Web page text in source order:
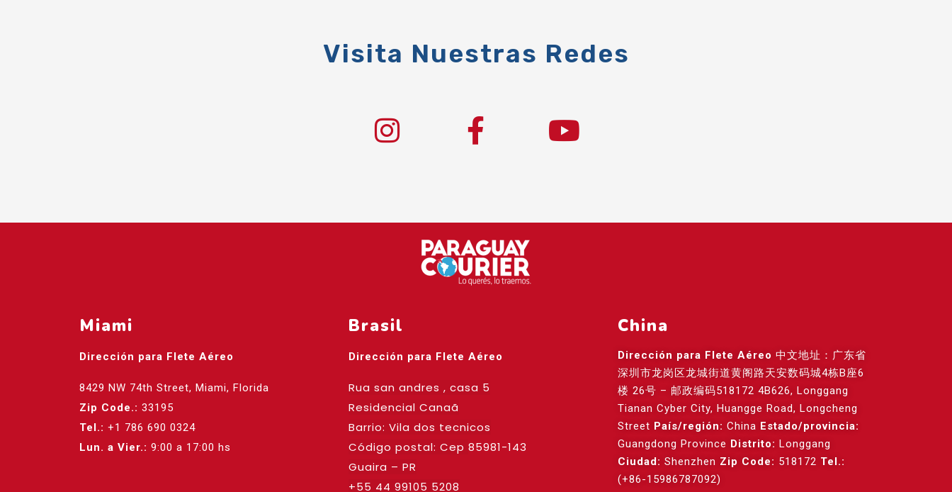
Visita Nuestras Redes
Miami
Dirección para Flete Aéreo
8429 NW 74th Street, Miami, Florida
Zip Code.: 33195
Tel.: +1 786 690 0324
Lun. a Vier.: 9:00 a 17:00 hs
Brasil
Dirección para Flete Aéreo
Rua san andres , casa 5
Residencial Canaã
Barrio: Vila dos tecnicos
Código postal: Cep 85981-143
Guaira – PR
+55 44 99105 5208
China
Dirección para Flete Aéreo 中文地址：广东省
深圳市龙岗区龙城街道黄阁路天安数码城4栋B座6
楼 26号 – 邮政编码518172 4B626, Longgang
Tianan Cyber City, Huangge Road, Longcheng
Street País/región: China Estado/provincia:
Guangdong Province Distrito: Longgang
Ciudad: Shenzhen Zip Code: 518172 Tel.:
(+86-15986787092)